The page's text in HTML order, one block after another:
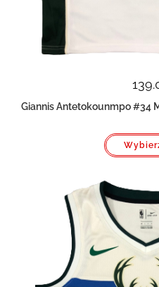
Giannis Antetokounmpo #34